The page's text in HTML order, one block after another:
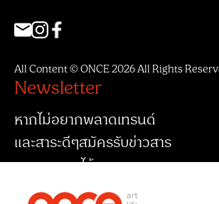
All Content © ONCE 2026 All Rights
Newsletter
หากไม่อยากพลาดเทรนด์
และสาระดีๆสมัครรับข่าวสาร
จากพวกเราได้เลย